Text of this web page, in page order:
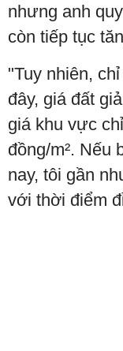
nhưng anh
còn tiếp tục
"Tuy nhiên,
đây, giá đất
giá khu vực
đồng/m². Nếu
nay, tôi gần
với thời điểm